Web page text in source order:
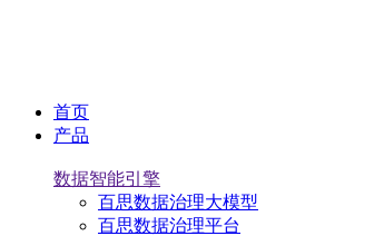
首页
产品
数据智能引擎
百思数据治理大模型
百思数据治理平台